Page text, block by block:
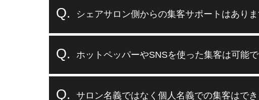
シェアサロン側からの集客サポートはありま
ホットペッパーやSNSを使った集客は可能で
サロン名義ではなく個人名義での集客はでき